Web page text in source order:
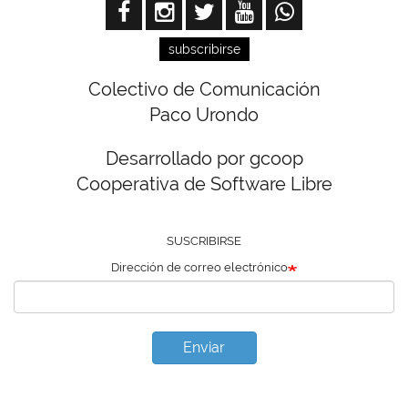
subscribirse
Colectivo de Comunicación
Paco Urondo
Desarrollado por gcoop
Cooperativa de Software Libre
SUSCRIBIRSE
Dirección de correo electrónico
Enviar